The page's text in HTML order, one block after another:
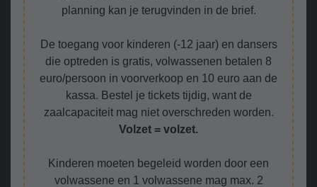
planning kan je terugvinden in de brief.
De toegang voor kinderen (-12 jaar) en dansers
die optreden is gratis, volwassenen betalen 8
euro/persoon in voorverkoop en 10 euro aan de
kassa. Bestel je tickets tijdig, want de
zaalcapaciteit mag niet overschreden worden.
Volzet = volzet.
Kinderen moeten begeleid worden door een
volwassene en 1 volwassene mag max. 2